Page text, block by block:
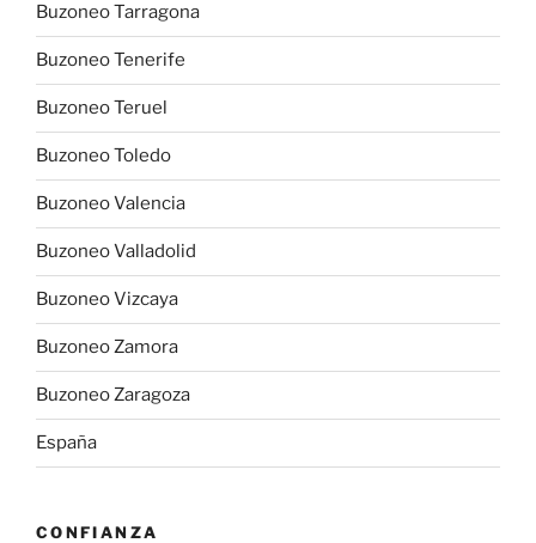
Buzoneo Tarragona
Buzoneo Tenerife
Buzoneo Teruel
Buzoneo Toledo
Buzoneo Valencia
Buzoneo Valladolid
Buzoneo Vizcaya
Buzoneo Zamora
Buzoneo Zaragoza
España
CONFIANZA